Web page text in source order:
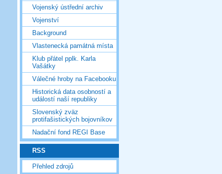
Vojenský ústřední archiv
Vojenství
Background
Vlastenecká památná místa
Klub přátel pplk. Karla
Vašátky
Válečné hroby na Facebooku
Historická data osobností a
událostí naší republiky
Slovenský zväz
protifašistických bojovníkov
Nadační fond REGI Base
RSS
Přehled zdrojů